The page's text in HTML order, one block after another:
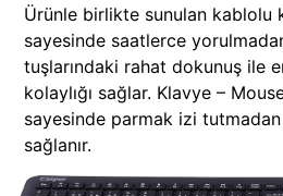
Ürünle birlikte sunulan kablolu
sayesinde saatlerce
tuşlarındaki rahat dokunuş ile
kolaylığı sağlar. Klavye –
sayesinde parmak izi
sağlanır.